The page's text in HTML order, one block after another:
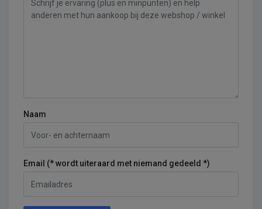
Naam
Email (* wordt uiteraard met niemand gedeeld *)